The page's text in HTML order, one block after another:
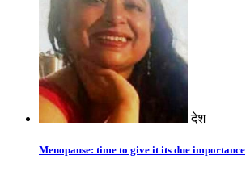
देश
Menopause: time to give it its due importance